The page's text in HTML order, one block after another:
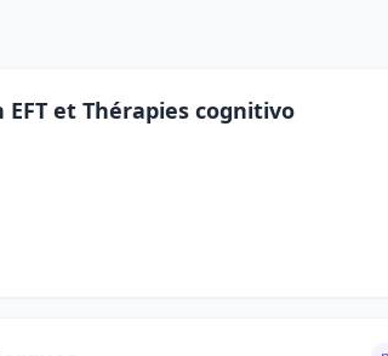
EFT et Thérapies cognitivo